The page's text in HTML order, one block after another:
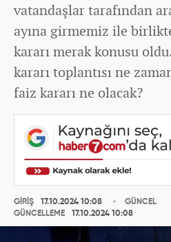
vatandaşlar tarafından
ayına girmemiz ile
kararı merak konusu
kararı toplantısı ne
faiz kararı ne olacak?
GİRİŞ
17.10.2024 10:08
GÜNCELLEME
17.10.2024 10:08
GÜNCEL